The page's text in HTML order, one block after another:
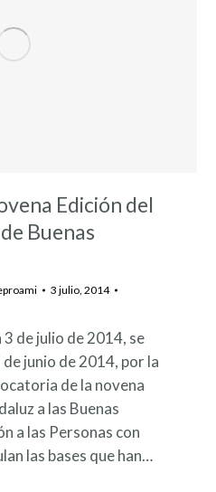
Edición del
Buenas
3 julio, 2014
3 de julio de 2014, se
junio de 2014, por la
de la novena
a las Buenas
a las Personas con
las bases que han…